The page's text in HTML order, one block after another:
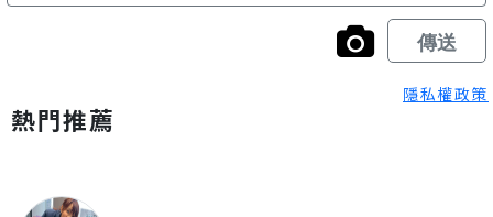
隱私權政策
熱門推薦